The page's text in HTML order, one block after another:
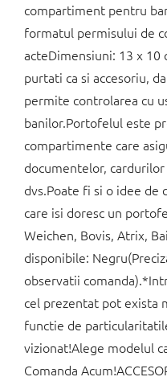
compartiment pentru
formatul permisului de
acteDimensiuni: 13 x 10
purtati ca si accesoriu,
permite controlarea cu
banilor.Portofelul este
compartimente care
documentelor,
dvs.Poate fi si o idee de
care isi doresc un
Weichen, Bovis, Atrix,
disponibile:
observatii
cel prezentat pot exista
functie de
vizionat!Alege modelul
Comanda